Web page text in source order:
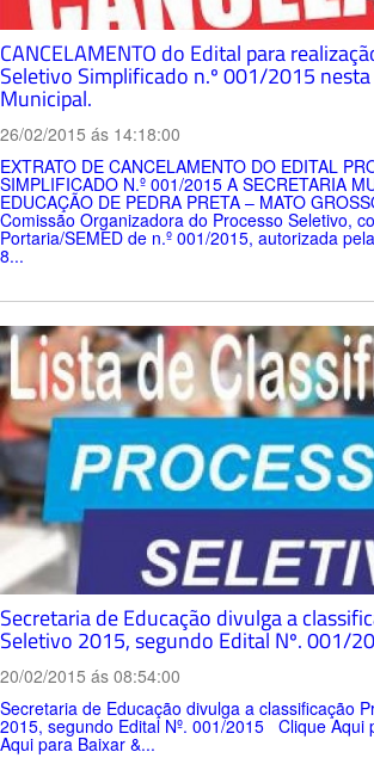
CANCELAMENTO do Edital para
Seletivo Simplificado n.º 001/2015
Municipal.
26/02/2015 ás 14:18:00
EXTRATO DE CANCELAMENTO DO EDITAL
SIMPLIFICADO N.º 001/2015 A SECRETARIA
EDUCAÇÃO DE PEDRA PRETA – MATO
Comissão Organizadora do Processo Seletivo,
Portaria/SEMED de n.º 001/2015, autorizada
8...
Secretaria de Educação divulga a
Seletivo 2015, segundo Edital Nº. 001/
20/02/2015 ás 08:54:00
Secretaria de Educação divulga a classificação
2015, segundo Edital Nº. 001/2015 Clique Aqui
Aqui para Baixar &...